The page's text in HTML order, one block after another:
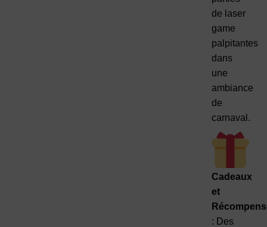
de laser
game
palpitantes
dans
une
ambiance
de
carnaval.
Cadeaux
et
: Des